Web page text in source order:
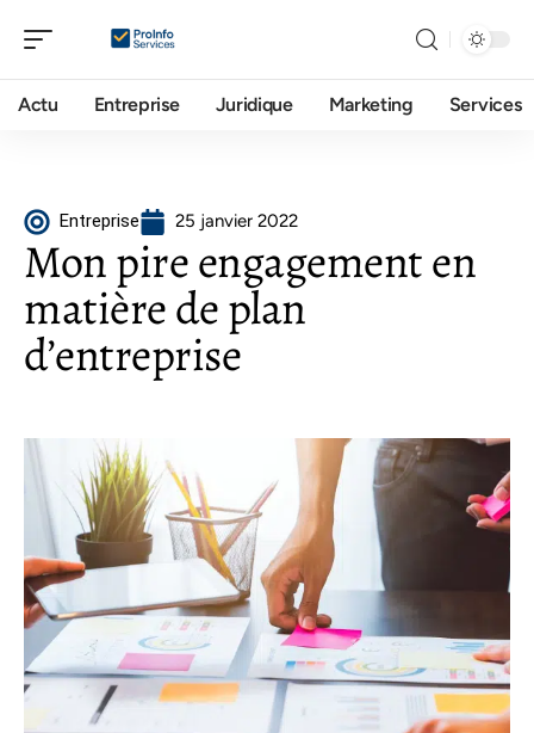
Actu Entreprise Juridique Marketing Services
Entreprise 25 janvier 2022
Mon pire engagement en
matière de plan
d’entreprise